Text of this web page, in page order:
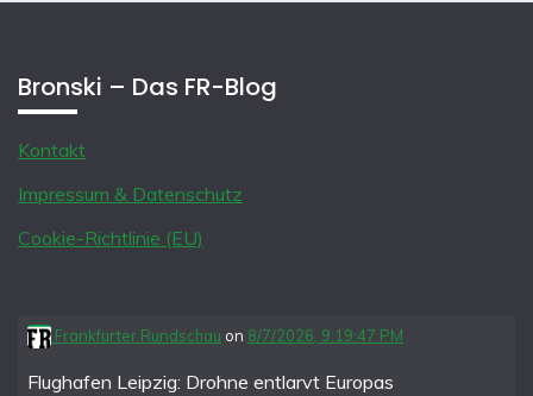
Bronski – Das FR-Blog
Kontakt
Impressum & Datenschutz
Cookie-Richtlinie (EU)
Frankfurter Rundschau on 8/7/2026, 9:19:47 PM
Flughafen Leipzig: Drohne entlarvt Europas